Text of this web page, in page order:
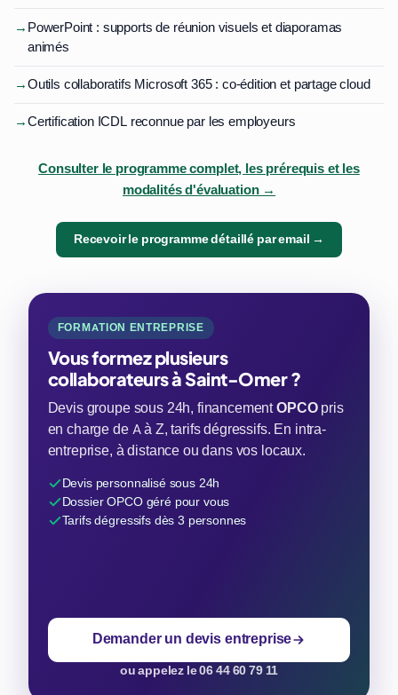
→ PowerPoint : supports de réunion visuels et diaporamas
animés
→Outils collaboratifs Microsoft 365 : co-édition et partage cloud
→Certification ICDL reconnue par les employeurs
Consulter le programme complet, les prérequis et les
modalités d'évaluation →
Recevoir le programme détaillé par email →
FORMATION ENTREPRISE
Vous formez plusieurs
collaborateurs à Saint-Omer ?
Devis groupe sous 24h, financementOPCOpris
en charge de A à Z, tarifs dégressifs. En intra-
entreprise, à distance ou dans vos locaux.
Devis personnalisé sous 24h
Dossier OPCO géré pour vous
Tarifs dégressifs dès 3 personnes
Demander un devis entreprise
ou appelez le 06 44 60 79 11